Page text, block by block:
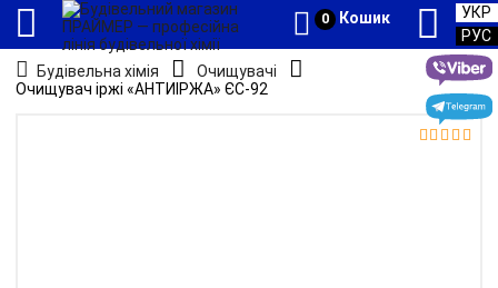
0 Кошик
УКР
РУС
Будівельна хімія
Очищувачі
Очищувач іржі «АНТИІРЖА» ЄС-92

